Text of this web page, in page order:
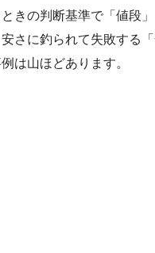
きの判断基準で「値段
さに釣られて失敗する
は山ほどあります。